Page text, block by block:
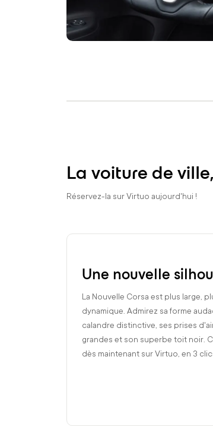
La voiture de
Réservez-la sur Virtuo aujourd'hui !
Une nouvelle
La Nouvelle Corsa est plus large,
dynamique. Admirez sa forme
calandre distinctive, ses prises
grandes et son superbe toit noir.
dès maintenant sur Virtuo, en 3